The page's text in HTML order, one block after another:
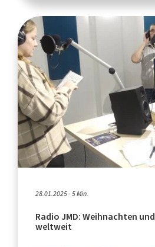
28.01.2025 - 5 Min.
Radio JMD: Weihnachten
weltweit